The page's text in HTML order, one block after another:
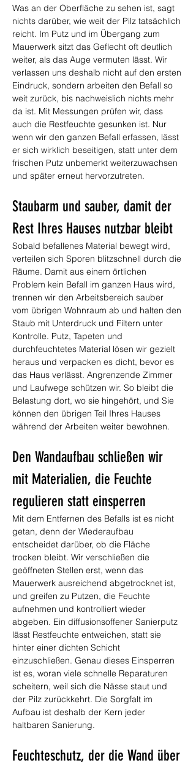
Was an der Oberfläche zu sehen ist, sagt
nichts darüber, wie weit der Pilz tatsächlich
reicht. Im Putz und im Übergang zum
Mauerwerk sitzt das Geflecht oft deutlich
weiter, als das Auge vermuten lässt. Wir
verlassen uns deshalb nicht auf den ersten
Eindruck, sondern arbeiten den Befall so
weit zurück, bis nachweislich nichts mehr
da ist. Mit Messungen prüfen wir, dass
auch die Restfeuchte gesunken ist. Nur
wenn wir den ganzen Befall erfassen, lässt
er sich wirklich beseitigen, statt unter dem
frischen Putz unbemerkt weiterzuwachsen
und später erneut hervorzutreten.
Staubarm und sauber, damit der
Rest Ihres Hauses nutzbar bleibt
Sobald befallenes Material bewegt wird,
verteilen sich Sporen blitzschnell durch die
Räume. Damit aus einem örtlichen
Problem kein Befall im ganzen Haus wird,
trennen wir den Arbeitsbereich sauber
vom übrigen Wohnraum ab und halten den
Staub mit Unterdruck und Filtern unter
Kontrolle. Putz, Tapeten und
durchfeuchtetes Material lösen wir gezielt
heraus und verpacken es dicht, bevor es
das Haus verlässt. Angrenzende Zimmer
und Laufwege schützen wir. So bleibt die
Belastung dort, wo sie hingehört, und Sie
können den übrigen Teil Ihres Hauses
während der Arbeiten weiter bewohnen.
Den Wandaufbau schließen wir
mit Materialien, die Feuchte
regulieren statt einsperren
Mit dem Entfernen des Befalls ist es nicht
getan, denn der Wiederaufbau
entscheidet darüber, ob die Fläche
trocken bleibt. Wir verschließen die
geöffneten Stellen erst, wenn das
Mauerwerk ausreichend abgetrocknet ist,
und greifen zu Putzen, die Feuchte
aufnehmen und kontrolliert wieder
abgeben. Ein diffusionsoffener Sanierputz
lässt Restfeuchte entweichen, statt sie
hinter einer dichten Schicht
einzuschließen. Genau dieses Einsperren
ist es, woran viele schnelle Reparaturen
scheitern, weil sich die Nässe staut und
der Pilz zurückkehrt. Die Sorgfalt im
Aufbau ist deshalb der Kern jeder
haltbaren Sanierung.
Feuchteschutz, der die Wand über